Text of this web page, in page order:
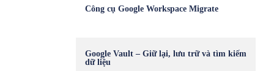
Công cụ Google Workspace Migrate
Google Vault – Giữ lại, lưu trữ và tìm kiếm
dữ liệu